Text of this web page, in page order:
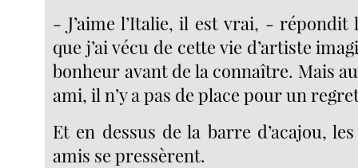
- J’aime l’Italie, il est vrai, - répondit
que j’ai vécu de cette vie d’artiste
bonheur avant de la connaître. Mais
ami, il n’y a pas de place pour un
Et en dessus de la barre d’acajou,
amis se pressèrent.